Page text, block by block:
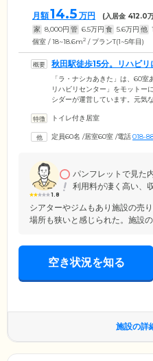
月額14.5 万円 (入居金 412.0
家 8,000円 管 6.5万円 食 5.6万円 他
個室 / 18~18.6m2 / プランT(1~5年目)
秋田駅徒歩15分。リハビ
ームです
「ラ・ナシカあきた」は、60
リハビリセンター」をモットー
シダーが運営しています。元気
運動を楽しめる仲間がいれば、
の健康と生きがい作りをお手伝
トイレ付き居室
定員60名 /居室60室 /電話018-
1.8
パンフレットで見た
利用料が凄く高い、
シアターやジムもあり施設の売
場所も狭いと感じられた。施設
空き状況を知る
施設の詳